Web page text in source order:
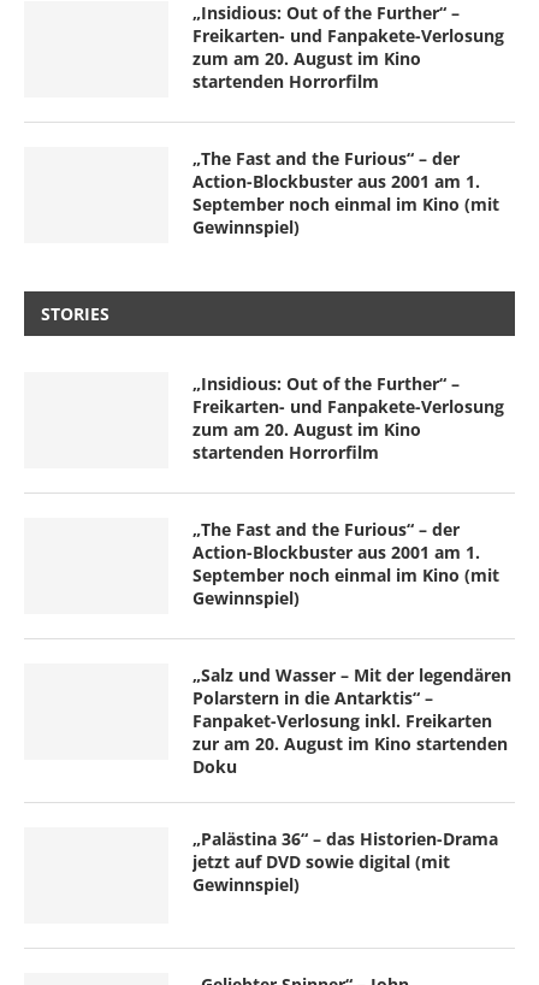
„Insidious: Out of the Further“ –
Freikarten- und Fanpakete-Verlosung
zum am 20. August im Kino
startenden Horrorfilm
„The Fast and the Furious“ – der
Action-Blockbuster aus 2001 am 1.
September noch einmal im Kino (mit
Gewinnspiel)
STORIES
„Insidious: Out of the Further“ –
Freikarten- und Fanpakete-Verlosung
zum am 20. August im Kino
startenden Horrorfilm
„The Fast and the Furious“ – der
Action-Blockbuster aus 2001 am 1.
September noch einmal im Kino (mit
Gewinnspiel)
„Salz und Wasser – Mit der legendären
Polarstern in die Antarktis“ –
Fanpaket-Verlosung inkl. Freikarten
zur am 20. August im Kino startenden
Doku
„Palästina 36“ – das Historien-Drama
jetzt auf DVD sowie digital (mit
Gewinnspiel)